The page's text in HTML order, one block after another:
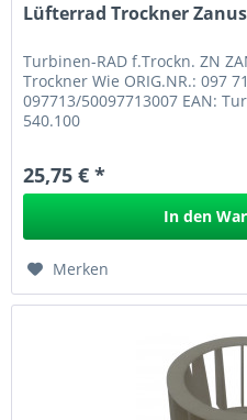
Lüfterrad Trockner
Turbinen-RAD f.Trockn. ZN
Trockner Wie ORIG.NR.: 097
097713/50097713007 EAN:
540.100
25,75 € *
In den
Merken